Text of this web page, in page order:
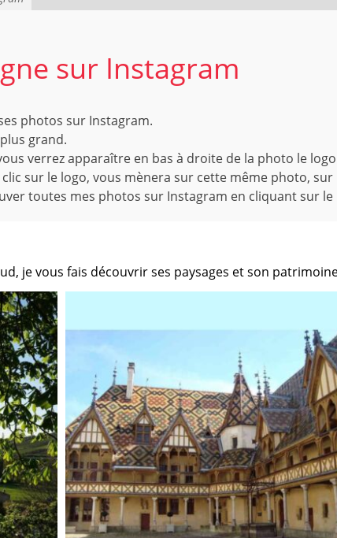
sur Instagram
photos sur Instagram.
grand.
verrez apparaître en bas à droite de la photo le
sur le logo, vous mènera sur cette même photo,
toutes mes photos sur Instagram en cliquant sur le
je vous fais découvrir ses paysages et son